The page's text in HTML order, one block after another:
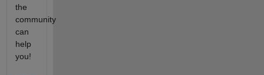
the
community
can
help
you!